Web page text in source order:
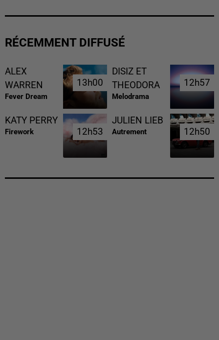
RÉCEMMENT DIFFUSÉ
ALEX
WARREN
Fever Dream
13h00
13h00
DISIZ ET
THEODORA
Melodrama
12h57
12h57
KATY PERRY
Firework 12h53
12h53
JULIEN LIEB
Autrement 12h50
12h50